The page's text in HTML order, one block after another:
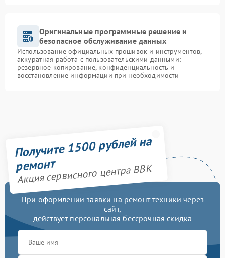
Оригинальные программные решение и
безопасное обслуживание данных
Использование официальных прошивок и инструментов,
аккуратная работа с пользовательскими данными:
резервное копирование, конфиденциальность и
восстановление информации при необходимости
Получите 1500 рублей на
ремонт
Акция сервисного центра BBK
При оформлении заявки на ремонт техники через
сайт,
действует персональная бессрочная скидка